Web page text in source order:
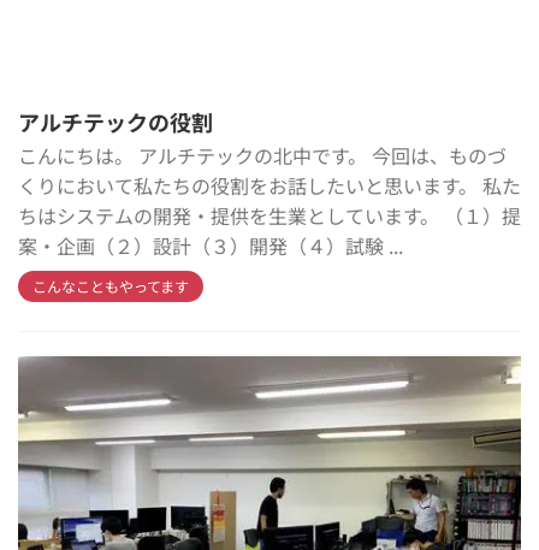
アルチテックの役割
こんにちは。 アルチテックの北中です。 今回は、ものづ
くりにおいて私たちの役割をお話したいと思います。 私た
ちはシステムの開発・提供を生業としています。 （１）提
案・企画（２）設計（３）開発（４）試験 ...
こんなこともやってます